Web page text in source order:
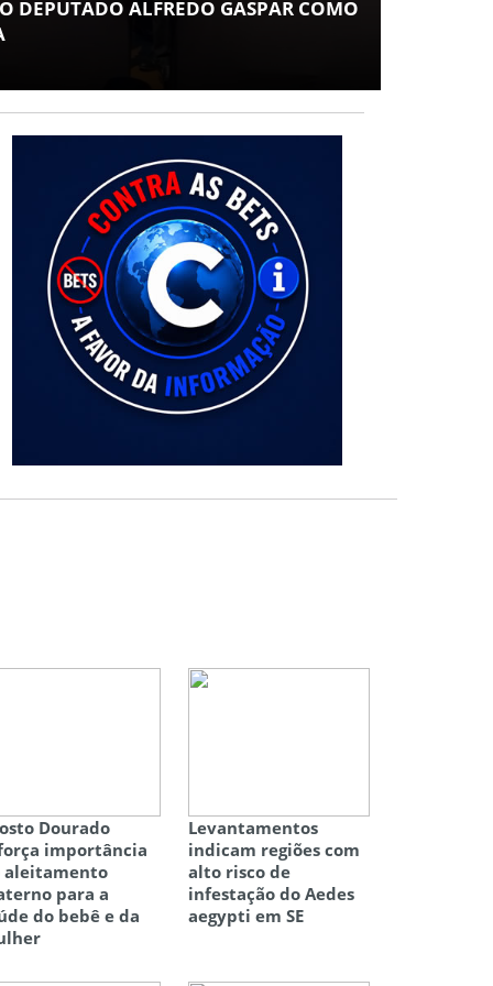
DEPUTADO ALFREDO GASPAR COMO
Dourado
importância
aleitamento
para a
do bebê e da
Levantamentos
indicam regiões com
alto risco de
infestação do Aedes
aegypti em SE